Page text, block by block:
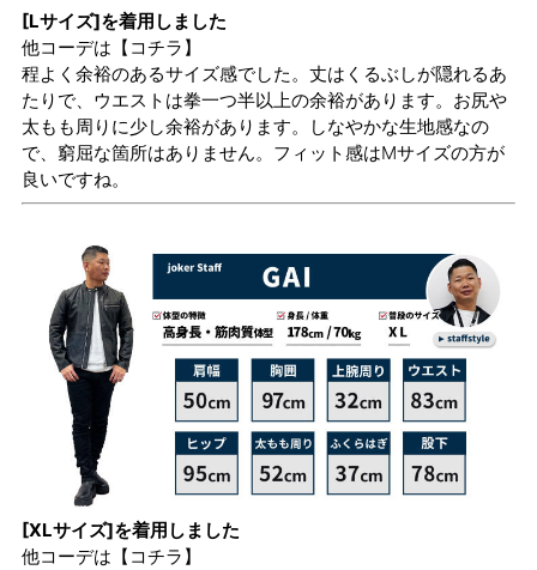
[Lサイズ]を着用しました
他コーデは 【コチラ】
程よく余裕のあるサイズ感でした。丈はくるぶしが隠れるあ
たりで、ウエストは拳一つ半以上の余裕があります。お尻や
太もも周りに少し余裕があります。しなやかな生地感なの
で、窮屈な箇所はありません。フィット感はMサイズの方が
良いですね。
[XLサイズ]を着用しました
他コーデは 【コチラ】